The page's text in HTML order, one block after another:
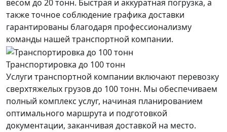
весом до 20 тонн. Быстрая и аккуратная погрузка, а
также точное соблюдение графика доставки
гарантированы благодаря профессионализму
команды нашей транспортной компании.
Транспортировка до 100 тонн
Услуги транспортной компании включают перевозку
сверхтяжелых грузов до 100 тонн. Мы обеспечиваем
полный комплекс услуг, начиная планированием
оптимального маршрута и подготовкой
документации, заканчивая доставкой на место.